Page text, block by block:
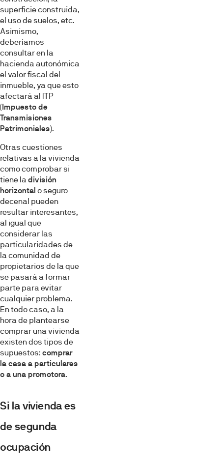
superficie construida,
el uso de suelos, etc.
Asimismo,
deberíamos
consultar en la
hacienda autonómica
el valor fiscal del
inmueble, ya que esto
afectará al ITP
(Impuesto de
Transmisiones
Patrimoniales).
Otras cuestiones
relativas a la vivienda
como comprobar si
tiene ladivisión
horizontal o seguro
decenal pueden
resultar interesantes,
al igual que
considerar las
particularidades de
la comunidad de
propietarios de la que
se pasará a formar
parte para evitar
cualquier problema.
En todo caso, a la
hora de plantearse
comprar una vivienda
existen dos tipos de
supuestos: comprar
la casa a particulares
o a una promotora.
Si la vivienda es
de segunda
ocupación